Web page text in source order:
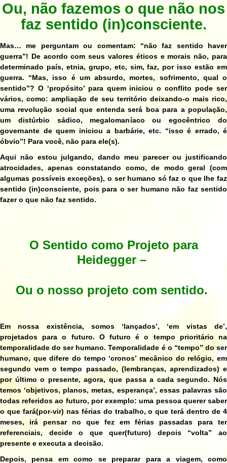
Ou, não fazemos o que não nos
faz sentido (in)consciente.
Mas… me perguntam ou comentam: “não faz sentido haver
guerra”! De acordo com seus valores éticos e morais não, para
determinado país, etnia, grupo, etc, sim, faz, por isso estão em
guerra. “Mas, isso é um absurdo, mortes, sofrimento, qual o
sentido”? O ‘propósito’ para quem iniciou o conflito pode ser
vários, como: ampliação de seu território deixando-o mais rico,
uma revolução social que entenda será boa para a população,
um distúrbio sádico, megalomaníaco ou egocêntrico do
governante de quem iniciou a barbárie, etc. “isso é errado, é
óbvio”! Para você, não para ele(s).
Aqui não estou julgando, dando meu parecer ou justificando
atrocidades, apenas constatando como, de modo geral (com
algumas possíveis exceções), o ser humano só faz o que lhe faz
sentido (in)consciente, pois para o ser humano não faz sentido
fazer o que não faz sentido.
O Sentido como Projeto para
Heidegger –
Ou o nosso projeto com sentido.
Em nossa existência, somos ‘lançados’, ‘em vistas de’,
projetados para o futuro. O futuro é o tempo prioritário na
temporalidade do ser humano. Temporalidade é o “tempo” do ser
humano, que difere do tempo ‘cronos’ mecânico do relógio, em
segundo vem o tempo passado, (lembranças, aprendizados) e
por último o presente, agora, que passa a cada segundo. Nós
temos ‘objetivos, planos, metas, esperança’, essas palavras são
todas referidos ao futuro, por exemplo: uma pessoa querer saber
o que fará(por-vir) nas férias do trabalho, o que terá dentro de 4
meses, irá pensar no que fez em férias passadas para ter
referenciais, decide o que quer(futuro) depois “volta” ao
presente e executa a decisão.
Depois, pensa em como se preparar para a viagem, como